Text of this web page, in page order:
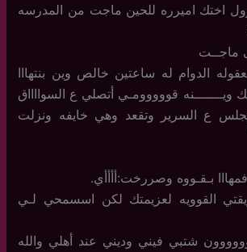
اختك اميرره للحين ماجت من المدرسه
ماجــت
الدوام له ساعتين خالص وين بنتهااا
ويـــــــنه قووووومـي أتصلي ع السوااااق
ع السرير وتقعد وهي خايفه ونزلت
بـقـووه وصررخت:أأأأي.
القوويه لعزيمتك لكن اسسمحي لـي
شتبي فيني وديني عند أهلي والله